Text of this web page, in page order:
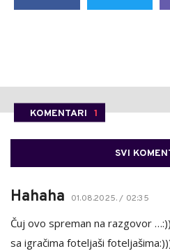
KOMENTARI 1
SVI
Hahaha 01.08.2025. / 02:35
Čuj ovo spreman na razgovor
sa igračima foteljaši